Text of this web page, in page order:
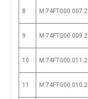
8 M.74FTG00.007.2
9 M.74FTG00.009.2
10 M.74FTG00.011.2
11 M.74FTG00.010.2